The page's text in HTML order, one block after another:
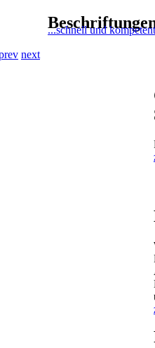
...schnell und kompetent
next